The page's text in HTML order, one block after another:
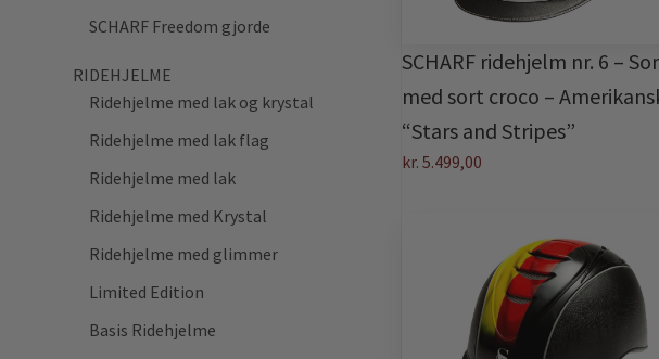
SCHARF Freedom gjorde
RIDEHJELME
Ridehjelme med lak og krystal
Ridehjelme med lak flag
Ridehjelme med lak
Ridehjelme med Krystal
Ridehjelme med glimmer
Limited Edition
Basis Ridehjelme
SCHARF ridehjelm nr. 6 –
med sort croco –
“Stars and Stripes”
kr. 5.499,00